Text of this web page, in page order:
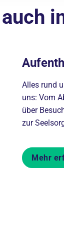
Alles rund
uns: Vom
über
zur
Mehr